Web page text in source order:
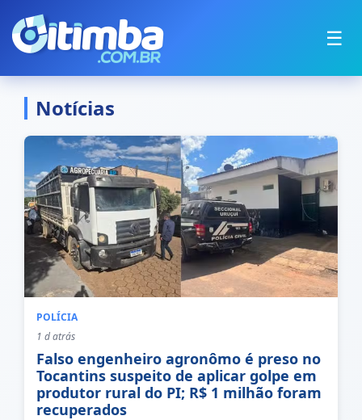
☰
Notícias
POLÍCIA
1 d atrás
Falso engenheiro agronômo é preso no
Tocantins suspeito de aplicar golpe em
produtor rural do PI; R$ 1 milhão foram
recuperados